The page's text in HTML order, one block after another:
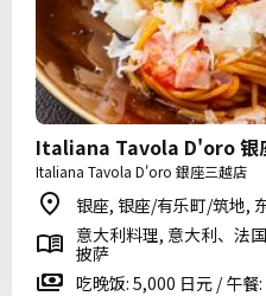
Italiana Tavola D'oro 银
Italiana Tavola D'oro 銀座三越店
银座, 银座/有乐町/筑地,
意大利料理, 意大利、法
披萨
吃晚饭: 5,000 日元 / 午餐